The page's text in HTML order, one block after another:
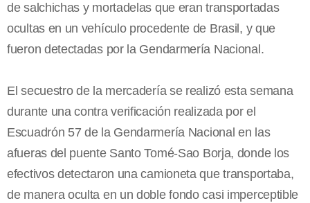
de salchichas y mortadelas que eran transportadas
ocultas en un vehículo procedente de Brasil, y que
fueron detectadas por la Gendarmería Nacional.
El secuestro de la mercadería se realizó esta semana
durante una contra verificación realizada por el
Escuadrón 57 de la Gendarmería Nacional en las
afueras del puente Santo Tomé-Sao Borja, donde los
efectivos detectaron una camioneta que transportaba,
de manera oculta en un doble fondo casi imperceptible